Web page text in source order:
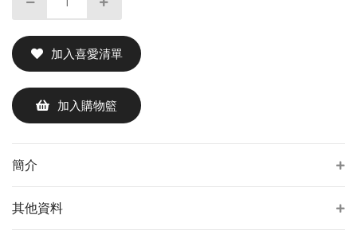
加入喜愛清單
加入購物籃
簡介
其他資料